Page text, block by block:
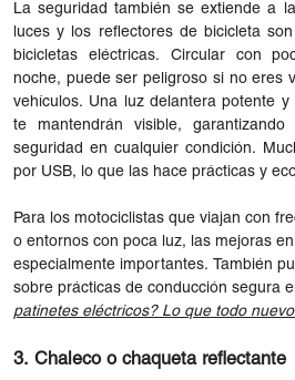
La seguridad también se extiende a
luces y los reflectores de bicicleta
bicicletas eléctricas. Circular con
noche, puede ser peligroso si no eres
vehículos. Una luz delantera potente
te mantendrán visible,
seguridad en cualquier condición.
por USB, lo que las hace prácticas y
Para los motociclistas que viajan con
o entornos con poca luz, las mejoras
especialmente importantes. También
sobre prácticas de conducción segura
patinetes eléctricos? Lo que todo
3. Chaleco o chaqueta reflectante